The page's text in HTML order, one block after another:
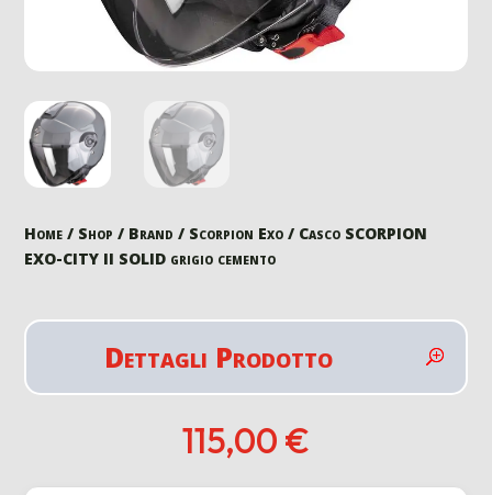
Home / Shop / Brand / Scorpion Exo / Casco SCORPION
EXO-CITY II SOLID grigio cemento
Dettagli Prodotto
115,00 €